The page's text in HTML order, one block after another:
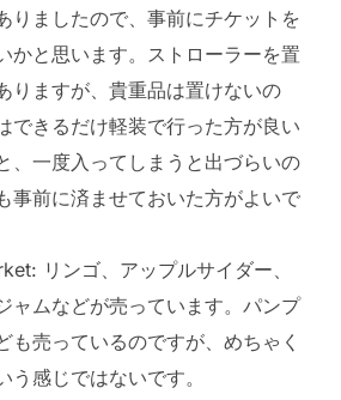
りましたので、事前にチケットを
かと思います。ストローラーを置
りますが、貴重品は置けないの
できるだけ軽装で行った方が良い
、一度入ってしまうと出づらいの
事前に済ませておいた方がよいで
リンゴ、アップルサイダー、
ャムなどが売っています。パンプ
も売っているのですが、めちゃく
う感じではないです。